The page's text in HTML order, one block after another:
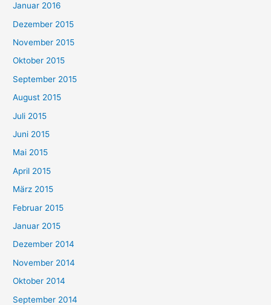
Januar 2016
Dezember 2015
November 2015
Oktober 2015
September 2015
August 2015
Juli 2015
Juni 2015
Mai 2015
April 2015
März 2015
Februar 2015
Januar 2015
Dezember 2014
November 2014
Oktober 2014
September 2014